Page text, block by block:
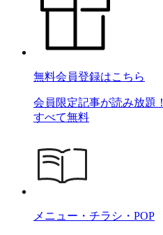
無料会員登録はこちら
会員限定記事が読み放題
すべて無料
メニュー・チラシ・POP